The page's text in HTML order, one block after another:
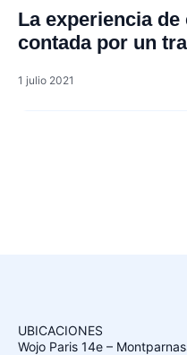
La experiencia
contada por un
1 julio 2021
UBICACIONES
Wojo Paris 14e –